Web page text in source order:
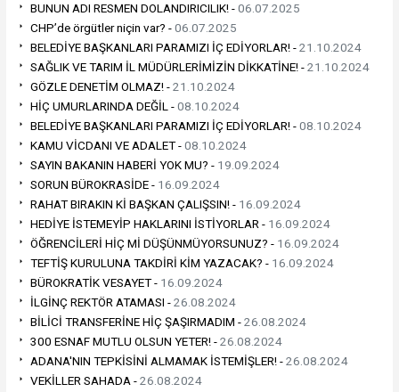
BUNUN ADI RESMEN DOLANDIRICILIK! -06.07.2025
CHP’de örgütler niçin var? -06.07.2025
BELEDİYE BAŞKANLARI PARAMIZI İÇ EDİYORLAR! -21.10.2024
SAĞLIK VE TARIM İL MÜDÜRLERİMİZİN DİKKATİNE! -21.10.2024
GÖZLE DENETİM OLMAZ! -21.10.2024
HİÇ UMURLARINDA DEĞİL -08.10.2024
BELEDİYE BAŞKANLARI PARAMIZI İÇ EDİYORLAR! -08.10.2024
KAMU VİCDANI VE ADALET -08.10.2024
SAYIN BAKANIN HABERİ YOK MU? - 19.09.2024
SORUN BÜROKRASİDE - 16.09.2024
RAHAT BIRAKIN Kİ BAŞKAN ÇALIŞSIN! - 16.09.2024
HEDİYE İSTEMEYİP HAKLARINI İSTİYORLAR - 16.09.2024
ÖĞRENCİLERİ HİÇ Mİ DÜŞÜNMÜYORSUNUZ? - 16.09.2024
TEFTİŞ KURULUNA TAKDİRİ KİM YAZACAK? - 16.09.2024
BÜROKRATİK VESAYET - 16.09.2024
İLGİNÇ REKTÖR ATAMASI -26.08.2024
BİLİCİ TRANSFERİNE HİÇ ŞAŞIRMADIM -26.08.2024
300 ESNAF MUTLU OLSUN YETER! -26.08.2024
ADANA'NIN TEPKİSİNİ ALMAMAK İSTEMİŞLER! -26.08.2024
VEKİLLER SAHADA -26.08.2024